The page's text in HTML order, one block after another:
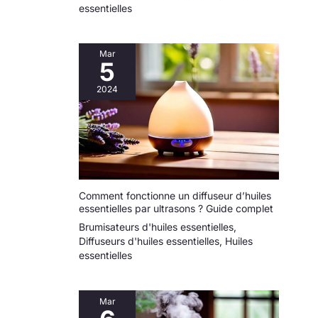
alimentation USB.
qui suscitera la curiosité de tous. De plus, notre
essentielles
Mar
5
2024
Comment fonctionne un diffuseur d’huiles
essentielles par ultrasons ? Guide complet
Brumisateurs d'huiles essentielles,
Diffuseurs d'huiles essentielles, Huiles
essentielles
Mar